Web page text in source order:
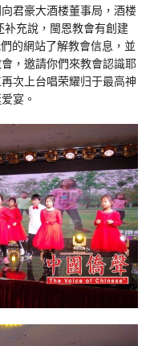
君豪大酒楼董事局，酒楼
补充說，閩恩教會有創建
的網站了解教會信息，並
，邀請你們來教會認識耶
次上台唱荣耀归于最高神
宴。